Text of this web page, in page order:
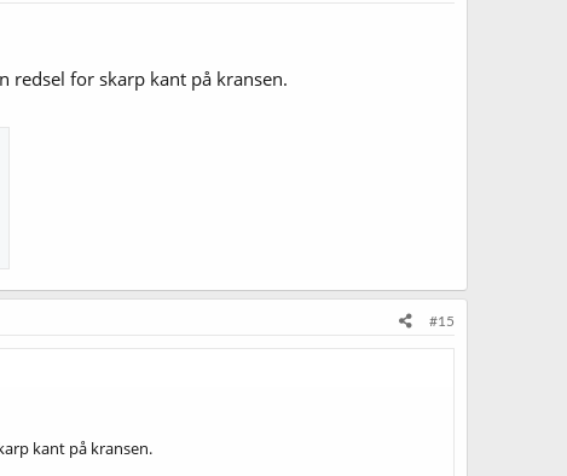
redsel for skarp kant på kransen.
#15
kant på kransen.